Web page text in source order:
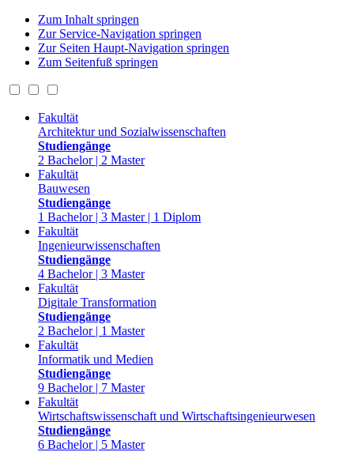
Zum Inhalt springen
Zur Service-Navigation springen
Zur Seiten Haupt-Navigation springen
Zum Seitenfuß springen
Fakultät
Architektur und Sozialwissenschaften
Studiengänge
2 Bachelor | 2 Master
Fakultät
Bauwesen
Studiengänge
1 Bachelor | 3 Master | 1 Diplom
Fakultät
Ingenieurwissenschaften
Studiengänge
4 Bachelor | 3 Master
Fakultät
Digitale Transformation
Studiengänge
2 Bachelor | 1 Master
Fakultät
Informatik und Medien
Studiengänge
9 Bachelor | 7 Master
Fakultät
Wirtschaftswissenschaft und Wirtschaftsingenieurwesen
Studiengänge
6 Bachelor | 5 Master